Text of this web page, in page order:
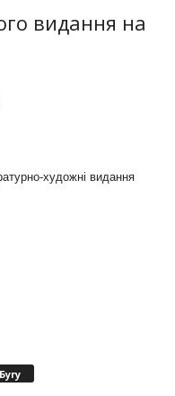
видання на
художні видання